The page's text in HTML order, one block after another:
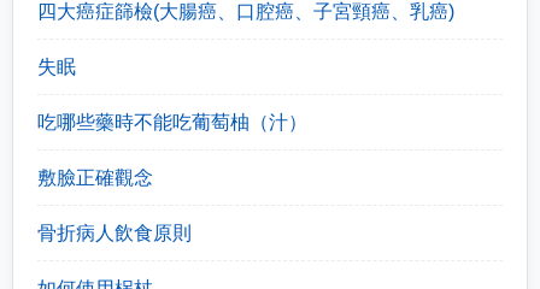
四大癌症篩檢(大腸癌、口腔癌、子宮頸癌、乳癌)
失眠
吃哪些藥時不能吃葡萄柚（汁）
敷臉正確觀念
骨折病人飲食原則